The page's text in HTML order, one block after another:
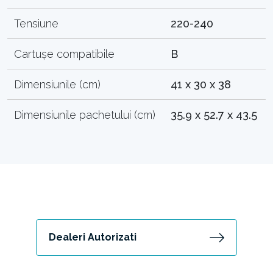
Tensiune 220-240
Cartușe compatibile B
Dimensiunile (cm) 41 x 30 x 38
Dimensiunile pachetului (cm) 35.9 x 52.7 x 43.5
Dealeri Autorizati